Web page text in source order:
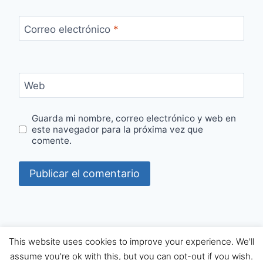
Correo electrónico *
Web
Guarda mi nombre, correo electrónico y web en
este navegador para la próxima vez que
comente.
© 2026 APRENDE INGLÉS JUANRA - Tema para
WordPress por Kadence WP
This website uses cookies to improve your experience. We'll
assume you're ok with this, but you can opt-out if you wish.